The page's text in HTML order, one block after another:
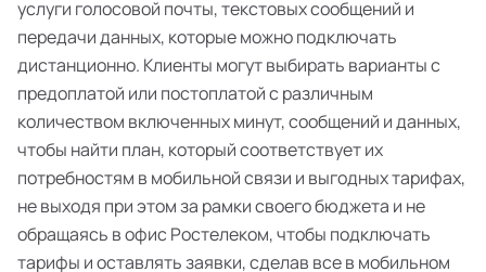
услуги голосовой почты, текстовых сообщений и
передачи данных, которые можно подключать
дистанционно. Клиенты могут выбирать варианты с
предоплатой или постоплатой с различным
количеством включенных минут, сообщений и данных,
чтобы найти план, который соответствует их
потребностям в мобильной связи и выгодных тарифах,
не выходя при этом за рамки своего бюджета и не
обращаясь в офис Ростелеком, чтобы подключать
тарифы и оставлять заявки, сделав все в мобильном